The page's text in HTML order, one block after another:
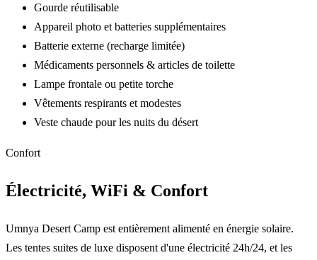
Gourde réutilisable
Appareil photo et batteries supplémentaires
Batterie externe (recharge limitée)
Médicaments personnels & articles de toilette
Lampe frontale ou petite torche
Vêtements respirants et modestes
Veste chaude pour les nuits du désert
Confort
Électricité, WiFi & Confort
Umnya Desert Camp est entièrement alimenté en énergie solaire.
Les tentes suites de luxe disposent d'une électricité 24h/24, et les